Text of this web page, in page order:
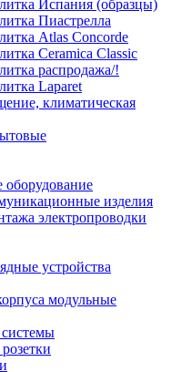
Испания (образцы)
Пиастрелла
Atlas Concorde
Ceramica Classic
распродажа/!
Laparet
климатическая
оборудование
изделия
электропроводки
устройства
модульные